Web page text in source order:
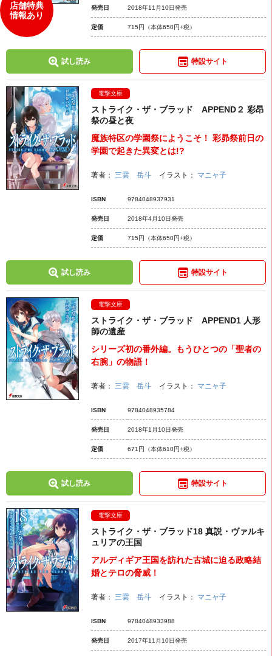
店舗特典
情報あり
発売日 2018年11月10日発売
定価 715円 （本体650円+税）
試し読み 特設サイト
電撃文庫
ストライク・ザ・ブラッド APPEND２ 彩昂
祭の昼と夜
魔族特区の学園祭にようこそ！ 彩昴祭前日の
学園で起きた異変とは!?
著者： 三雲 岳斗 イラスト： マニャ子
ISBN 9784048937931
発売日 2018年4月10日発売
定価 715円 （本体650円+税）
試し読み 特設サイト
電撃文庫
ストライク・ザ・ブラッド APPEND1 人形
師の遺産
シリーズ初の番外編。もうひとつの「聖者の
右腕」の物語！
著者： 三雲 岳斗 イラスト： マニャ子
ISBN 9784048935784
発売日 2018年1月10日発売
定価 671円 （本体610円+税）
試し読み 特設サイト
電撃文庫
ストライク・ザ・ブラッド18 真説・ヴァルキ
ュリアの王国
アルディギア王国を訪れた古城に迫る政略結
婚とテロの脅威！
著者： 三雲 岳斗 イラスト： マニャ子
ISBN 9784048933988
発売日 2017年11月10日発売